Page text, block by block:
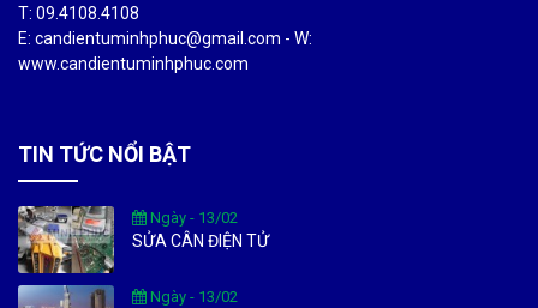
T: 09.4108.4108
E: candientuminhphuc@gmail.com - W:
www.candientuminhphuc.com
TIN TỨC NỔI BẬT
Ngày - 13/02
SỬA CÂN ĐIỆN TỬ
Ngày - 13/02